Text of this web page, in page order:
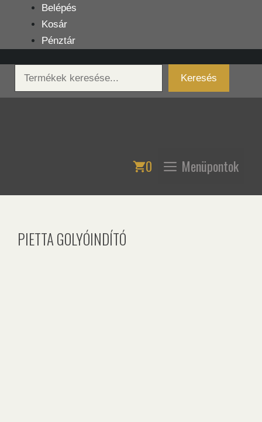
tartalomba
Belépés
Kosár
Pénztár
Keresés
Keresés
0 Menüpontok
PIETTA GOLYÓINDÍTÓ